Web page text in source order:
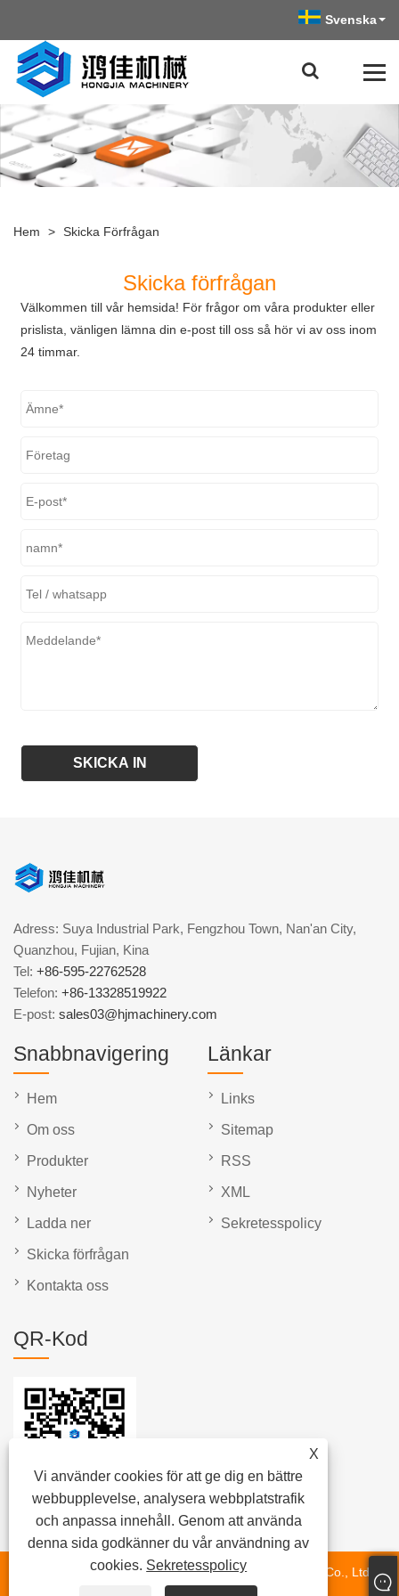
Svenska
Hem > Skicka Förfrågan
Skicka förfrågan
Välkommen till vår hemsida! För frågor om våra produkter eller
prislista, vänligen lämna din e-post till oss så hör vi av oss inom
24 timmar.
X
Vi använder cookies för att ge dig en bättre
webbupplevelse, analysera webbplatstrafik
och anpassa innehåll. Genom att använda
denna sida godkänner du vår användning av
cookies. Sekretesspolicy
Adress: Suya Industrial Park, Fengzhou Town, Nan'an City,
Quanzhou, Fujian, Kina
Tel: +86-595-22762528
Telefon: +86-13328519922
E-post: sales03@hjmachinery.com
Snabbnavigering
Hem
Om oss
Produkter
Nyheter
Ladda ner
Skicka förfrågan
Kontakta oss
Länkar
Links
Sitemap
RSS
XML
Sekretesspolicy
QR-Kod
Copyright © 2024 Fujian Quanzhou Hongjia Machinery Co., Ltd.